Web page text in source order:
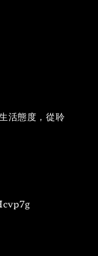
活態度，從聆